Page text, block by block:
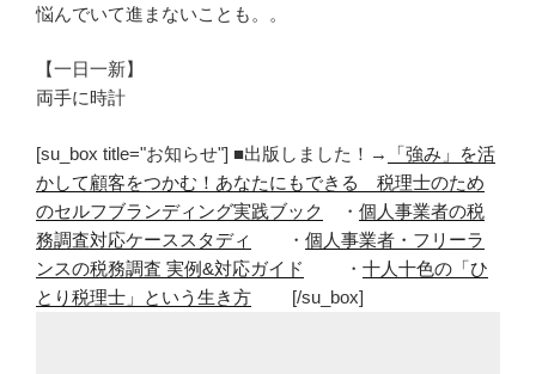
悩んでいて進まないことも。。
【一日一新】
両手に時計
[su_box title="お知らせ"] ■出版しました！→
「強み」を活
かして顧客をつかむ！あなたにもできる 税理士のため
のセルフブランディング実践ブック
・ 個人事業者の税
務調査対応ケーススタディ
・ 個人事業者・フリーラ
ンスの税務調査 実例&対応ガイド
・ 十人十色の「ひ
とり税理士」という生き方 [/su_box]